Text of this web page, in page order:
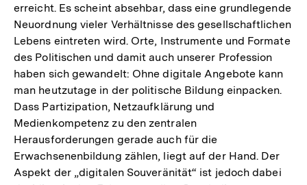
erreicht. Es scheint absehbar, dass eine grundlegende
Neuordnung vieler Verhältnisse des gesellschaftlichen
Lebens eintreten wird. Orte, Instrumente und Formate
des Politischen und damit auch unserer Profession
haben sich gewandelt: Ohne digitale Angebote kann
man heutzutage in der politische Bildung einpacken.
Dass Partizipation, Netzaufklärung und
Medienkompetenz zu den zentralen
Herausforderungen gerade auch für die
Erwachsenenbildung zählen, liegt auf der Hand. Der
Aspekt der „digitalen Souveränität“ ist jedoch dabei